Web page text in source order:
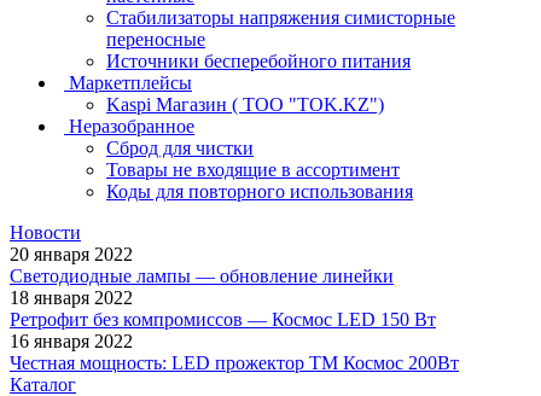
Стабилизаторы напряжения симисторные
переносные
Источники бесперебойного питания
Маркетплейсы
Kaspi Магазин ( ТОО "TOK.KZ")
Неразобранное
Сброд для чистки
Товары не входящие в ассортимент
Коды для повторного использования
Новости
20 января 2022
Светодиодные лампы — обновление линейки
18 января 2022
Ретрофит без компромиссов — Космос LED 150 Вт
16 января 2022
Честная мощность: LED прожектор ТМ Космос 200Вт
Каталог